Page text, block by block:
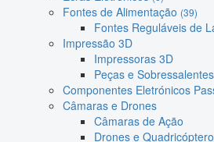
Fontes de Alimentação (39)
Fontes Reguláveis de
Impressão 3D
Impressoras 3D
Peças e
Componentes Eletrónicos
Câmaras e Drones
Câmaras de Ação
Drones e